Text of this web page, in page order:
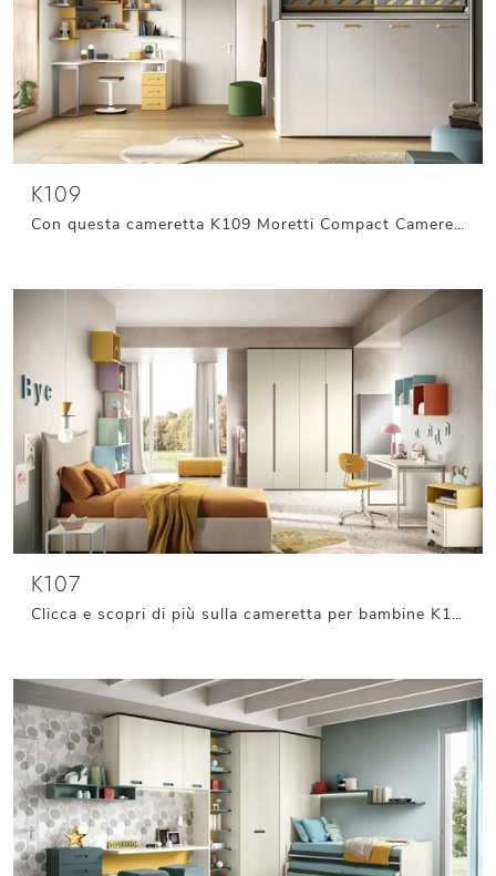
K109
Con questa cameretta K109 Moretti Compact Camerette, tra le soluzioni a soppalco, potrai allestire stanze moderne per bambine.
K107
Clicca e scopri di più sulla cameretta per bambine K107! Le Camerette componibili Moretti Compact Camerette ti attendono.